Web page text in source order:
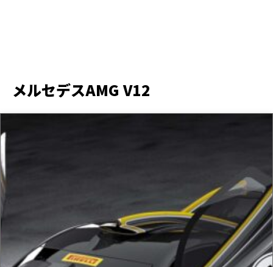
メルセデスAMG V12